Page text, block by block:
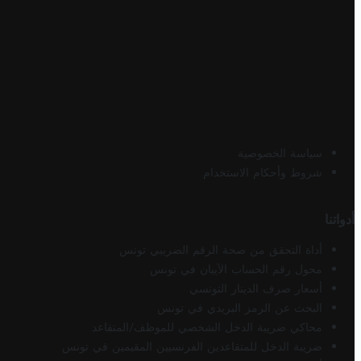
سياسة الخصوصية
شروط وأحكام الاستخدام
أدواتنا
أداة التحقق من صحة الرقم الضريبي تونس
محول رقم الحساب الآيبان في تونس
أسعار صرف الدينار التونسي
البحث عن الرمز البريدي في تونس
محاكي ضريبة الدخل الشخصي للموظف/المتقاعد
ضريبة الدخل للمتقاعدين الفرنسيين المقيمين في تونس